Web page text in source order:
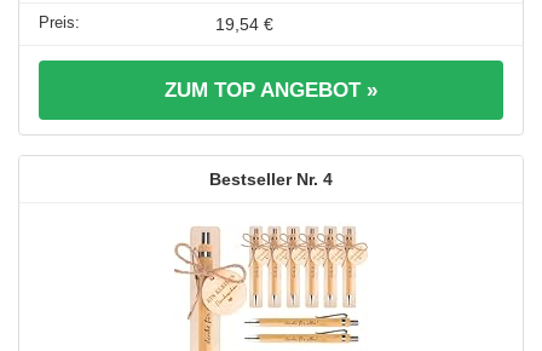
19,54 €
ZUM TOP ANGEBOT »
4